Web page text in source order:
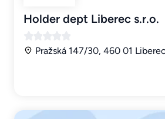
Holder dept Liberec s.r.o.
Pražská 147/30, 460 01 Liberec